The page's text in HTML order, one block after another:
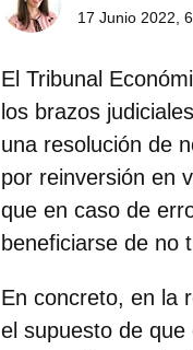
17 Junio 2022,
El Tribunal
los brazos
una resolución de
por reinversión en
que en caso de
beneficiarse de no
En concreto, en la
el supuesto de